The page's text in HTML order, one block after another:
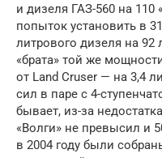
и дизеля ГАЗ-560 на
попыток установить в
литрового дизеля на 92
«брата» той же
от Land Cruser — на 3,4
сил в паре с 4-
бывает, из-за
«Волги» не превысил и
в 2004 году были